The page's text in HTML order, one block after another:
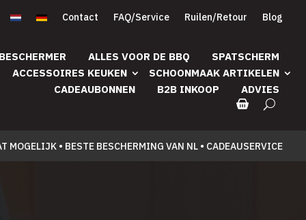
Contact FAQ/Service Ruilen/Retour Blog
ALLES VOOR DE BBQ
SPATSCHERM
ACCESSOIRES KEUKEN
SCHOONMAAK ARTIKELEN
CADEAUBONNEN
B2B INKOOP ADVIES
MOGELIJK • BESTE BESCHERMING VAN NL • CADEAUSERVICE